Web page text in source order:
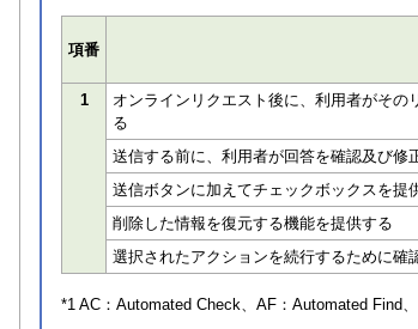
項番
1
オンラインリクエスト後に、利用者がそ
る
送信する前に、利用者が回答を確認及び修
送信ボタンに加えてチェックボックスを提
削除した情報を復元する機能を提供する
選択されたアクションを続行するために確
*1 AC： Automated Check、AF： Automated Find